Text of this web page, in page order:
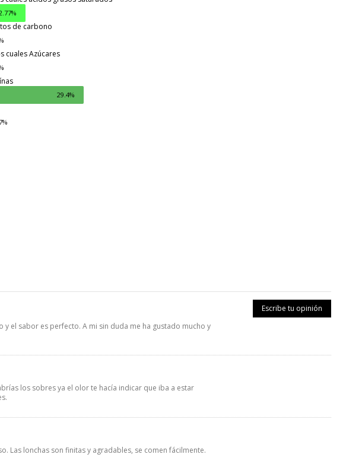
de carbono
cuales Azúcares
29.4%
Escribe tu opinión
el sabor es perfecto. A mi sin duda me ha gustado mucho y
los sobres ya el olor te hacía indicar que iba a estar
Las lonchas son finitas y agradables, se comen fácilmente.